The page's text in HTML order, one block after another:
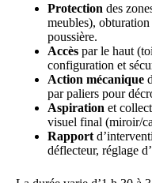
Protection des
meubles),
poussière.
Accès par le haut
configuration et
Action mécanique
par paliers pour
Aspiration et
visuel final (miroir/
Rapport
déflecteur, réglage